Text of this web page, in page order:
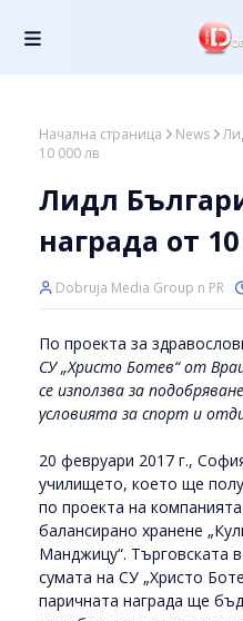
Начална страница News
10 000 лв
Лидл
награда от
Dobruja Media Group n PR
По проекта за
СУ „Христо Ботев“ от
се използва за подобряване
условията за спорт и
20 февруари 2017 г.,
училището, което ще
по проекта на
балансирано хранене
Манджицу“. Търговската
сумата на СУ „Христо
паричната награда ще